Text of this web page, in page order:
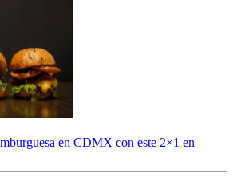
en CDMX con este 2×1 en